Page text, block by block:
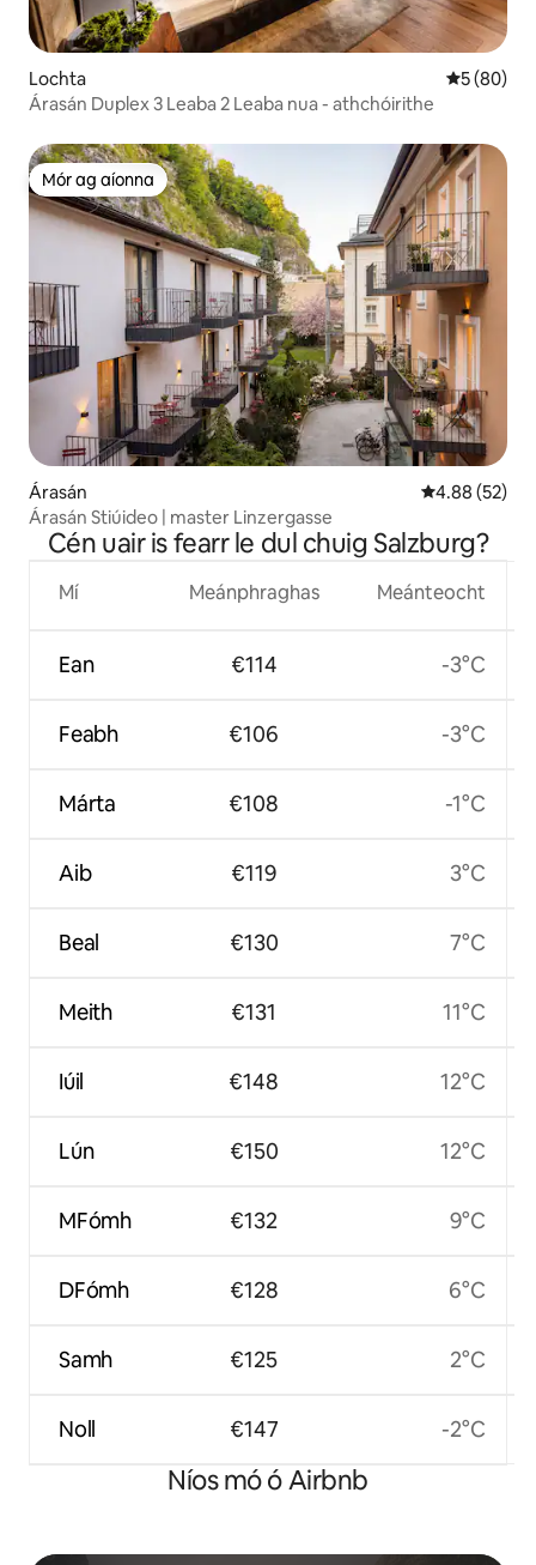
Lochta Meánrátáil
5 (80)
Árasán Duplex 3 Leaba 2 Leaba nua - athchóirithe
Mór ag aíonna
Mór ag aíonna
Árasán Meánrátáil
4.88 (52)
Árasán Stiúideo | master Linzergasse
Cén uair is fearr le dul chuig Salzburg?
Mí
Ean
Feabh
Márta
Aib
Beal
Meith
Iúil
Lún
MFómh
DFómh
Samh
Noll
Meánphraghas
€114
€106
€108
€119
€130
€131
€148
€150
€132
€128
€125
€147
Meánteocht
-3°C
-3°C
-1°C
3°C
7°C
11°C
12°C
12°C
9°C
6°C
2°C
-2°C
Níos mó ó Airbnb